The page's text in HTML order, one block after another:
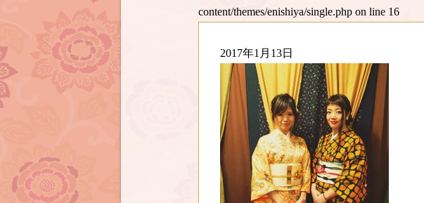
content/themes/enishiya/single.php on line 16
2017年1月13日